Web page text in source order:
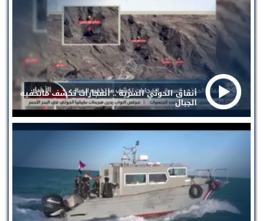
أنفاق الحوثي السرية .. انفجارات تكشف ماتخفيه
الجبال